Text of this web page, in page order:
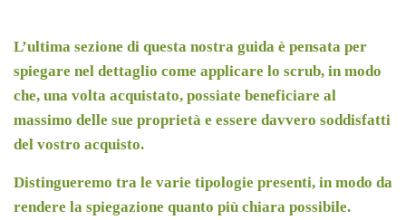
L’ultima sezione di questa nostra guida è pensata per
spiegare nel dettaglio come applicare lo scrub, in modo
che, una volta acquistato, possiate beneficiare al
massimo delle sue proprietà e essere davvero soddisfatti
del vostro acquisto.
Distingueremo tra le varie tipologie presenti, in modo da
rendere la spiegazione quanto più chiara possibile.